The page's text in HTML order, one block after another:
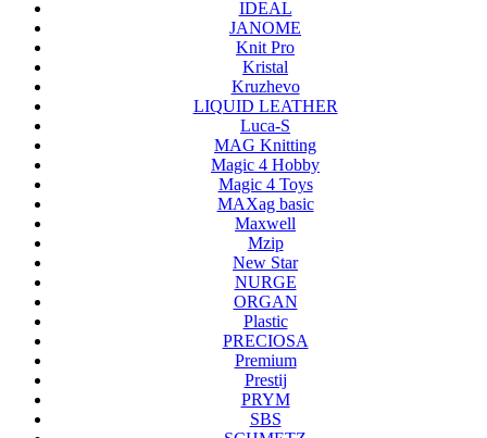
IDEAL
JANOME
Knit Pro
Kristal
Kruzhevo
LIQUID LEATHER
Luca-S
MAG Knitting
Magic 4 Hobby
Magic 4 Toys
MAXag basic
Maxwell
Mzip
New Star
NURGE
ORGAN
Plastic
PRECIOSA
Premium
Prestij
PRYM
SBS